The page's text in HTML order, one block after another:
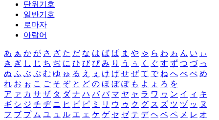
단위기호
일반기호
로마자
아랍어
あ ぁ か が さ ざ た だ な は ば ぱ ま や ゃ ら わ ゎ ん い ぃ
き ぎ し じ ち ぢ に ひ び ぴ み り う ぅ く ぐ す ず つ づ っ
ぬ ふ ぶ ぷ む ゆ ゅ る え ぇ け げ せ ぜ て で ね へ べ ぺ め
れ お ぉ こ ご そ ぞ と ど の ほ ぼ ぽ も よ ょ ろ を
ア ァ カ サ ザ タ ダ ナ ハ バ パ マ ヤ ャ ラ ワ ヮ ン イ ィ キ
ギ シ ジ チ ヂ ニ ヒ ビ ピ ミ リ ウ ゥ ク グ ス ズ ツ ヅ ッ ヌ
フ ブ プ ム ユ ュ ル エ ェ ケ ゲ セ ゼ テ デ ヘ ベ ペ メ レ オ